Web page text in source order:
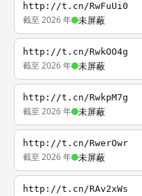
http://t.cn/RwFuUi0
截至 2026 年 未屏蔽
http://t.cn/RwkOO4g
截至 2026 年 未屏蔽
http://t.cn/RwkpM7g
截至 2026 年 未屏蔽
http://t.cn/RwerOwr
截至 2026 年 未屏蔽
http://t.cn/RAv2xWs